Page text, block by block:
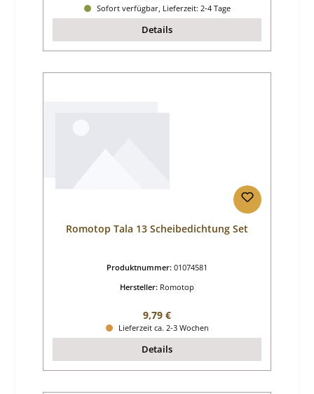
Sofort verfügbar, Lieferzeit: 2-4 Tage
Details
Romotop Tala 13 Scheibedichtung Set
Produktnummer: 01074581
Hersteller: Romotop
Regulärer Preis:
9,79 €
Lieferzeit ca. 2-3 Wochen
Details